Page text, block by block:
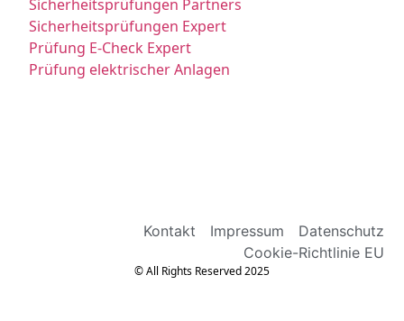
Sicherheitsprüfungen Partners
Sicherheitsprüfungen Expert
Prüfung E-Check Expert
Prüfung elektrischer Anlagen
Kontakt Impressum
Datenschutz
Cookie-Richtlinie EU
© All Rights Reserved 2025